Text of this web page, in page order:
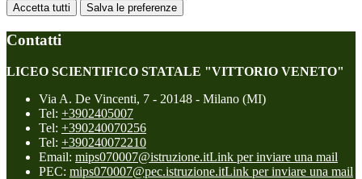
Accetta tutti Salva le preferenze
Contatti
LICEO SCIENTIFICO STATALE "VITTORIO VENETO"
Via A. De Vincenti, 7 - 20148 - Milano (MI)
Tel: +3902405007
Tel: +390240070256
Tel: +390240072210
Email: mips070007@istruzione.itLink per inviare una mail
PEC: mips070007@pec.istruzione.itLink per inviare una mail